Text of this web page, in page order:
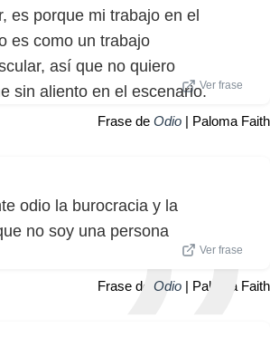
es porque mi trabajo en el
es como un trabajo
así que no quiero
sin aliento en el escenario.Ver frase
Frase de Odio | Paloma Faith
odio la burocracia y la
no soy una persona
Ver frase
Frase de Odio | Paloma Faith